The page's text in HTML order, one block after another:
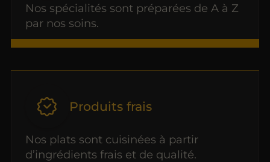
Nos spécialités sont préparées de A à Z
par nos soins.
Produits frais
Nos plats sont cuisinées à partir
d’ingrédients frais et de qualité.